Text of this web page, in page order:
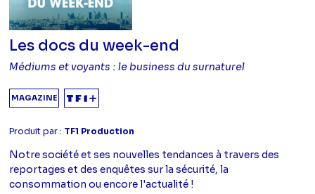
Les docs du week-end
Médiums et voyants : le business du surnaturel
MAGAZINE
Produit par : TF1 Production
Notre société et ses nouvelles tendances à travers des
reportages et des enquêtes sur la sécurité, la
consommation ou encore l'actualité !